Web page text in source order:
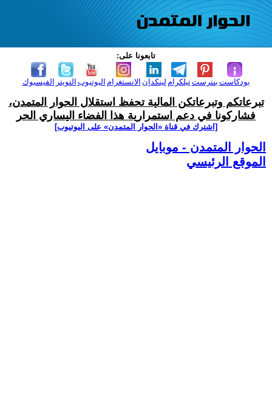
تابعونا على:
الفيسبوك التويتر اليوتيوب الانستغرام لينكدإن تيلكرامبنترست بودكاست
تبرعاتكم وتبرعاتكن المالية تحفظ استقلال الحوار المتمدن،
فشاركونا في دعم استمرارية هذا الفضاء اليساري الحر
[اشترك في قناة ‫«الحوار المتمدن» على اليوتيوب]
الحوار المتمدن - موبايل
الموقع الرئيسي